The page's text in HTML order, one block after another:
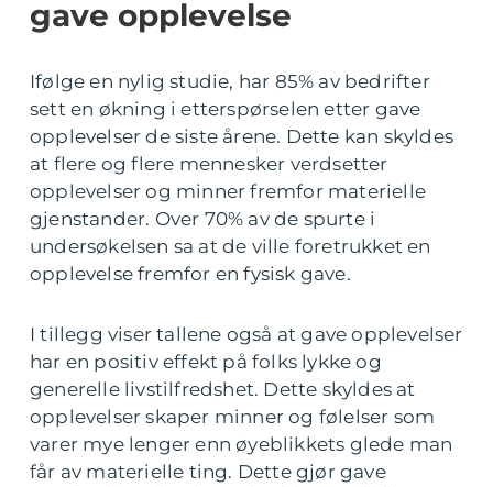
gave opplevelse
Ifølge en nylig studie, har 85% av bedrifter
sett en økning i etterspørselen etter gave
opplevelser de siste årene. Dette kan skyldes
at flere og flere mennesker verdsetter
opplevelser og minner fremfor materielle
gjenstander. Over 70% av de spurte i
undersøkelsen sa at de ville foretrukket en
opplevelse fremfor en fysisk gave.
I tillegg viser tallene også at gave opplevelser
har en positiv effekt på folks lykke og
generelle livstilfredshet. Dette skyldes at
opplevelser skaper minner og følelser som
varer mye lenger enn øyeblikkets glede man
får av materielle ting. Dette gjør gave